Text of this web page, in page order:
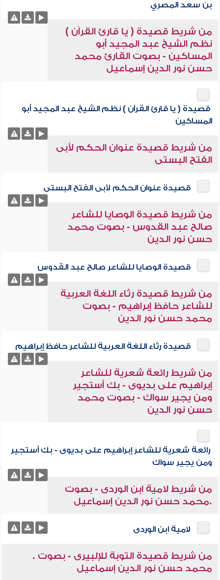
بن سعد المصري
من شريط قصيدة ( يا قارئ القرآن )
نظم الشيخ عبد المجيد أبو
المساكين - بصوت القارئ محمد
حسن نور الدين إسماعيل
قصيدة ( يا قارئ القرآن ) نظم الشيخ عبد المجيد أبو
المساكين
من شريط قصيدة عنوان الحكم لأبى
الفتح البستى
قصيدة عنوان الحكم لأبى الفتح البستى
من شريط قصيدة الوصايا للشاعر
صالح عبد القدوس - بصوت محمد
حسن نور الدين
قصيدة الوصايا للشاعر صالح عبد القدوس
من شريط قصيدة رثاء اللغة العربية
للشاعر حافظ إبراهيم - بصوت
محمد حسن نور الدين
قصيدة رثاء اللغة العربية للشاعر حافظ إبراهيم
من شريط رائعة شعرية للشاعر
إبراهيم على بديوى - بك أستجير
ومن يجير سواك - بصوت محمد
حسن نور الدين
رائعة شعرية للشاعر إبراهيم على بديوى - بك أستجير
ومن يجير سواك
من شريط لامية ابن الوردى - بصوت
.محمد حسن نور الدين إسماعيل
لامية ابن الوردى
من شريط قصيدة التوبة للإلبيرى - بصوت .
محمد حسن نور الدين إسماعيل